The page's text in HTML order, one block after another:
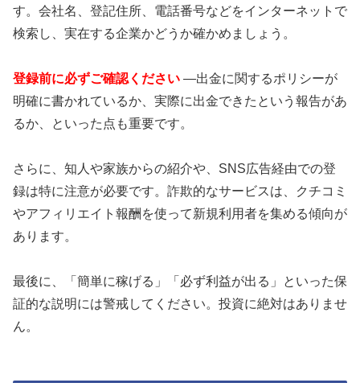
す。会社名、登記住所、電話番号などをインターネットで
検索し、実在する企業かどうか確かめましょう。
登録前に必ずご確認ください —出金に関するポリシーが
明確に書かれているか、実際に出金できたという報告があ
るか、といった点も重要です。
さらに、知人や家族からの紹介や、SNS広告経由での登
録は特に注意が必要です。詐欺的なサービスは、クチコミ
やアフィリエイト報酬を使って新規利用者を集める傾向が
あります。
最後に、「簡単に稼げる」「必ず利益が出る」といった保
証的な説明には警戒してください。投資に絶対はありませ
ん。